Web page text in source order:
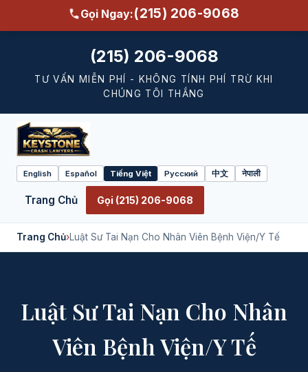
Gọi Ngay:(215) 206-9068
(215) 206-9068
TƯ VẤN MIỄN PHÍ - KHÔNG TÍNH PHÍ TRỪ KHI
CHÚNG TÔI THẮNG
Select
language
English Español Tiếng Việt Русский 中文 नेपाली
Trang Chủ Gọi (215) 206-9068
Trang Chủ›Luật Sư Tai Nạn Cho Nhân Viên Bệnh Viện/Y Tế
Luật Sư Tai Nạn Cho Nhân
Viên Bệnh Viện/Y Tế